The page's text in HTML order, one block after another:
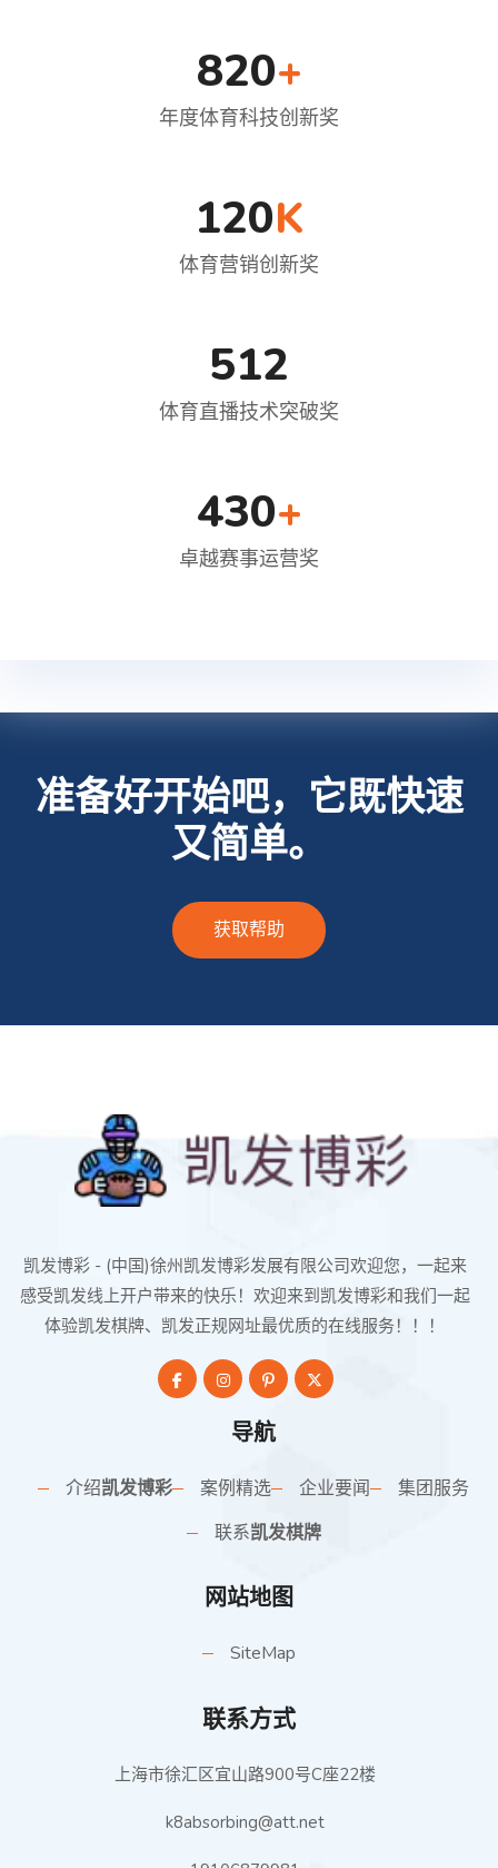
820+
年度体育科技创新奖
120K
体育营销创新奖
512
体育直播技术突破奖
430+
卓越赛事运营奖
准备好开始吧，它既快速
又简单。
获取帮助
凯发博彩 - (中国)徐州凯发博彩发展有限公司欢迎您，一起来
感受凯发线上开户带来的快乐！欢迎来到凯发博彩和我们一起
体验凯发棋牌、凯发正规网址最优质的在线服务！！！
导航
介绍凯发博彩 案例精选 企业要闻
集团服务
联系凯发棋牌
网站地图
SiteMap
联系方式
上海市徐汇区宜山路900号C座22楼
k8absorbing@att.net